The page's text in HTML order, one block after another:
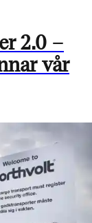
2.0 –
vår